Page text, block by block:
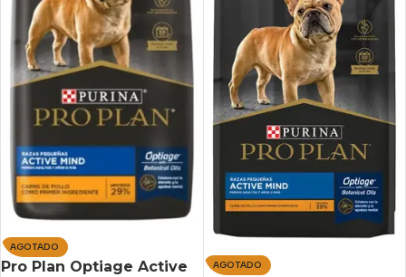
AGOTADO
Pro Plan Optiage Active
AGOTADO